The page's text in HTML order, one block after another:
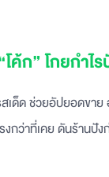
ก” โกยกำไ
ด ช่วยอัปยอดขาย
กว่าที่เคย ดันร้านปั